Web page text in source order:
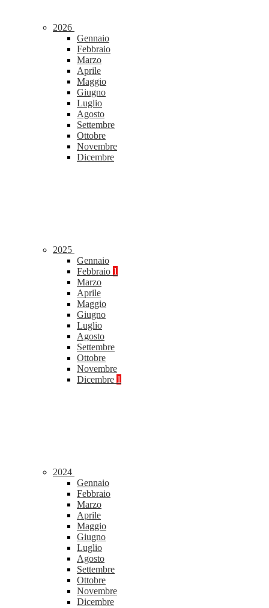
2026
Gennaio
Febbraio
Marzo
Aprile
Maggio
Giugno
Luglio
Agosto
Settembre
Ottobre
Novembre
Dicembre
2025
Gennaio
Febbraio 1
Marzo
Aprile
Maggio
Giugno
Luglio
Agosto
Settembre
Ottobre
Novembre
Dicembre 1
2024
Gennaio
Febbraio
Marzo
Aprile
Maggio
Giugno
Luglio
Agosto
Settembre
Ottobre
Novembre
Dicembre